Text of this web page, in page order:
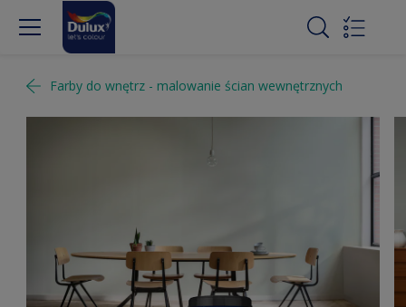
Farby do wnętrz - malowanie ścian wewnętrznych